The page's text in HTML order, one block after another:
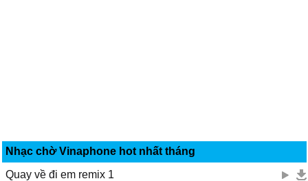
Nhạc chờ Vinaphone hot nhất tháng
Quay về đi em remix 1